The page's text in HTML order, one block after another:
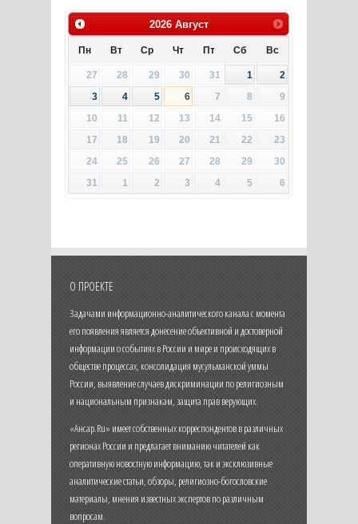
2026 Август
Пн Вт Ср Чт Пт Сб Вс
27 28 29 30 31 1
2
3
4 5 6 7 8
9
10
11 12 13 14 15
16
17
18 19 20 21 22
23
24
25 26 27 28 29
30
31
1 2 3 4 5 6
О ПРОЕКТЕ
Задачами информационно-аналитического канала с момента
его появления является донесение объективной и достоверной
информации о событиях в России и мире и происходящих в
обществе процессах, консолидация мусульманской уммы
России, выявление случаев дискриминации по религиозным
и национальным признакам, защита прав верующих.
«Ансар.Ru» имеет собственных корреспондентов в различных
регионах России и предлагает вниманию читателей как
оперативную новостную информацию, так и эксклюзивные
аналитические статьи, обзоры, религиозно-богословские
материалы, мнения известных экспертов по различным
вопросам.